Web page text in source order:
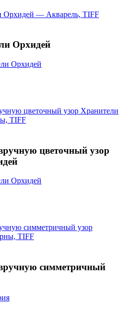
Орхидей
Орхидей
цветочный узор
Орхидей
симметричный